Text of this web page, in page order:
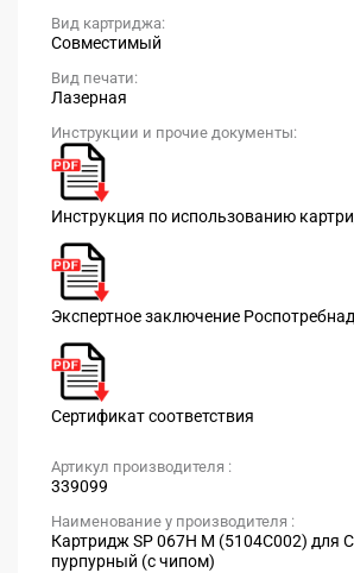
Вид картриджа:
Совместимый
Вид печати:
Лазерная
Инструкции и прочие документы:
Инструкция по использованию
Экспертное заключение
Сертификат соответствия
Артикул производителя :
339099
Наименование у производителя :
Картридж SP 067H M (5104C002) для
пурпурный (с чипом)